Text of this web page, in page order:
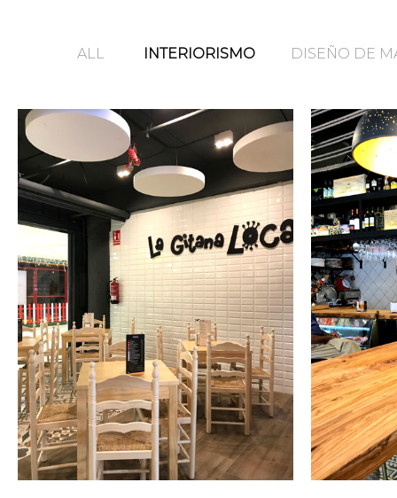
ALL INTERIORISMO DISEÑO DE
INTERIORISMO
Y DIRECCIÓN
DE ARTE LA
GITANA LOCA
ALCAMPO EN
SEVILLA
Y